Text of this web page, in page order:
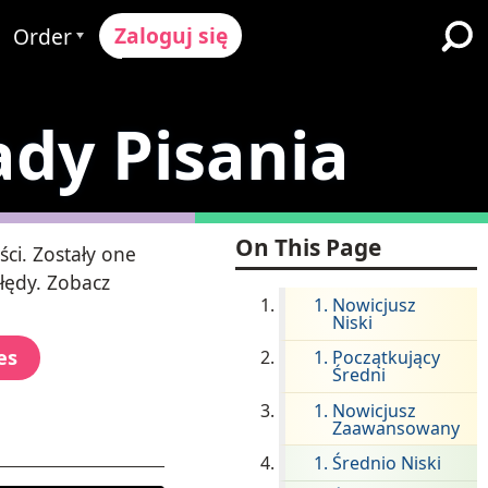
Szkoły K-12 i Dystrykty
Imersja w Dwujęzyczności
Programy dla Uczących się
Angielskiego
Wyższe Wykształcenie
Order
Cennik
Poproś o wycenę
Skontaktuj się z Wsparciem
Zaloguj się
Pisania
On This Page
Nowicjusz
Niski
Początkujący
Średni
Nowicjusz
Zaawansowany
Średnio Niski
Zostały one
Zobacz